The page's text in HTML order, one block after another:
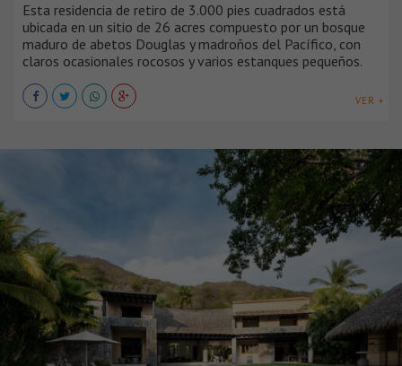
Esta residencia de retiro de 3.000 pies cuadrados está
ubicada en un sitio de 26 acres compuesto por un bosque
maduro de abetos Douglas y madroños del Pacífico, con
claros ocasionales rocosos y varios estanques pequeños.
VER +